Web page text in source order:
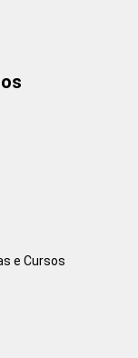
e Cursos